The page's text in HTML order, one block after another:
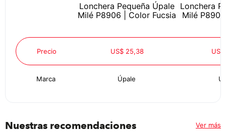
Lonchera Pequeña Úpale
Milé P8906 | Color Fucsia
Lonchera
Milé
Precio US$ 25,38
Marca Úpale
Nuestras recomendaciones Ver más